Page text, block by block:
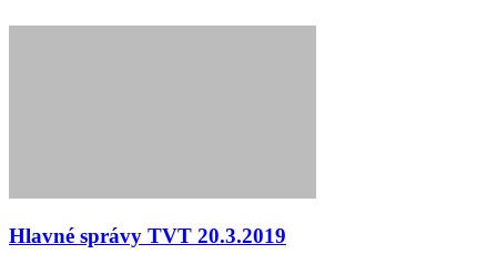
Hlavné správy TVT 20.3.2019